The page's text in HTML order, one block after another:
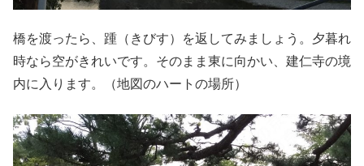
橋を渡ったら、踵（きびす）を返してみましょう。夕暮れ
時なら空がきれいです。そのまま東に向かい、建仁寺の境
内に入ります。（地図のハートの場所）